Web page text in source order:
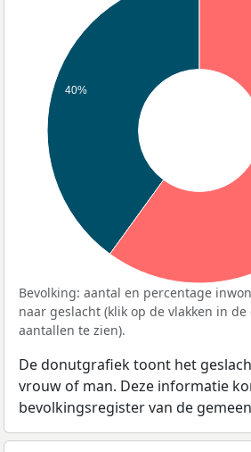
40%
Bevolking: aantal en percentage
naar geslacht (klik op de vlakken in
aantallen te zien).
De donutgrafiek toont het
vrouw of man. Deze informatie
bevolkingsregister van de